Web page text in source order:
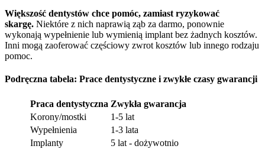
Większość dentystów chce pomóc, zamiast ryzykować
skargę. Niektóre z nich naprawią ząb za darmo, ponownie
wykonają wypełnienie lub wymienią implant bez żadnych kosztów.
Inni mogą zaoferować częściowy zwrot kosztów lub innego rodzaju
pomoc.
Podręczna tabela: Prace dentystyczne i zwykłe czasy gwarancji
Praca dentystyczna Zwykła gwarancja
Korony/mostki
1-5 lat
Wypełnienia
1-3 lata
Implanty
5 lat - dożywotnio